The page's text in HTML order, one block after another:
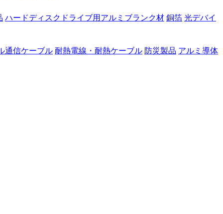
ハードディスクドライブ用アルミブランク材 銅箔 光デバイ
通信ケーブル 耐熱電線・耐熱ケーブル 防災製品 アルミ導体